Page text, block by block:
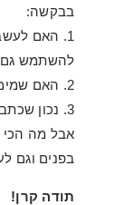
בבקשה:
1. האם
להשתמש גם
2. האם שמים רק סוג אחד? או מערבבים?
3. נכון
אבל מה הכי
בפנים וגם
תודה קרן!